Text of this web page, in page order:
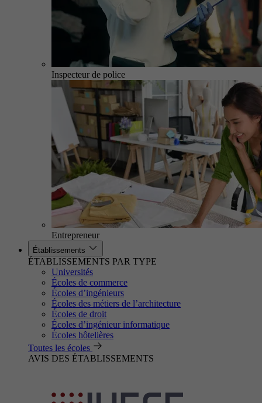
Inspecteur de police
Entrepreneur
Établissements
ÉTABLISSEMENTS PAR TYPE
Universités
Écoles de commerce
Écoles d’ingénieurs
Écoles des métiers de l’architecture
Écoles de droit
Écoles d’ingénieur informatique
Écoles hôtelières
Toutes les écoles
AVIS DES ÉTABLISSEMENTS